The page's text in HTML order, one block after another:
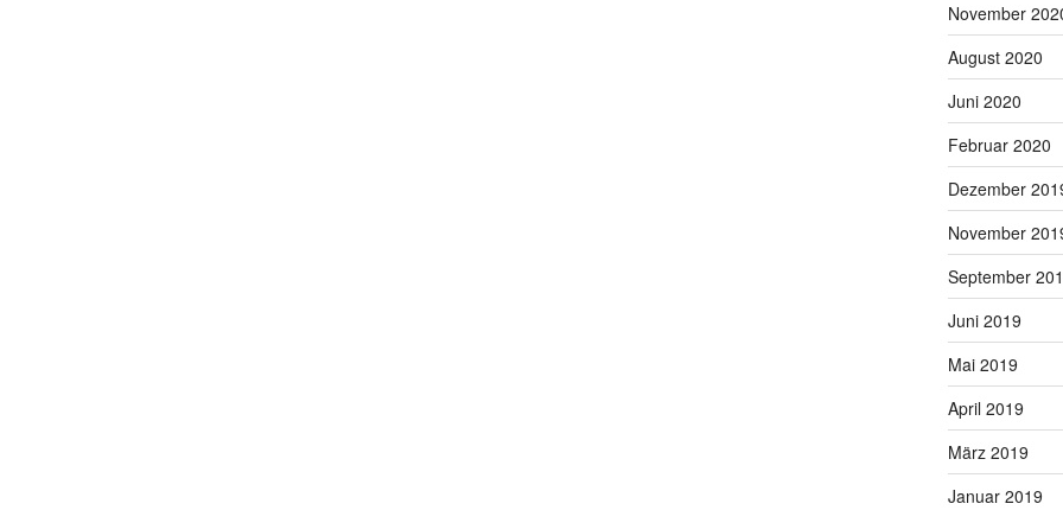
November
August 2020
Juni 2020
Februar 2020
Dezember
November
September
Juni 2019
Mai 2019
April 2019
März 2019
Januar 2019